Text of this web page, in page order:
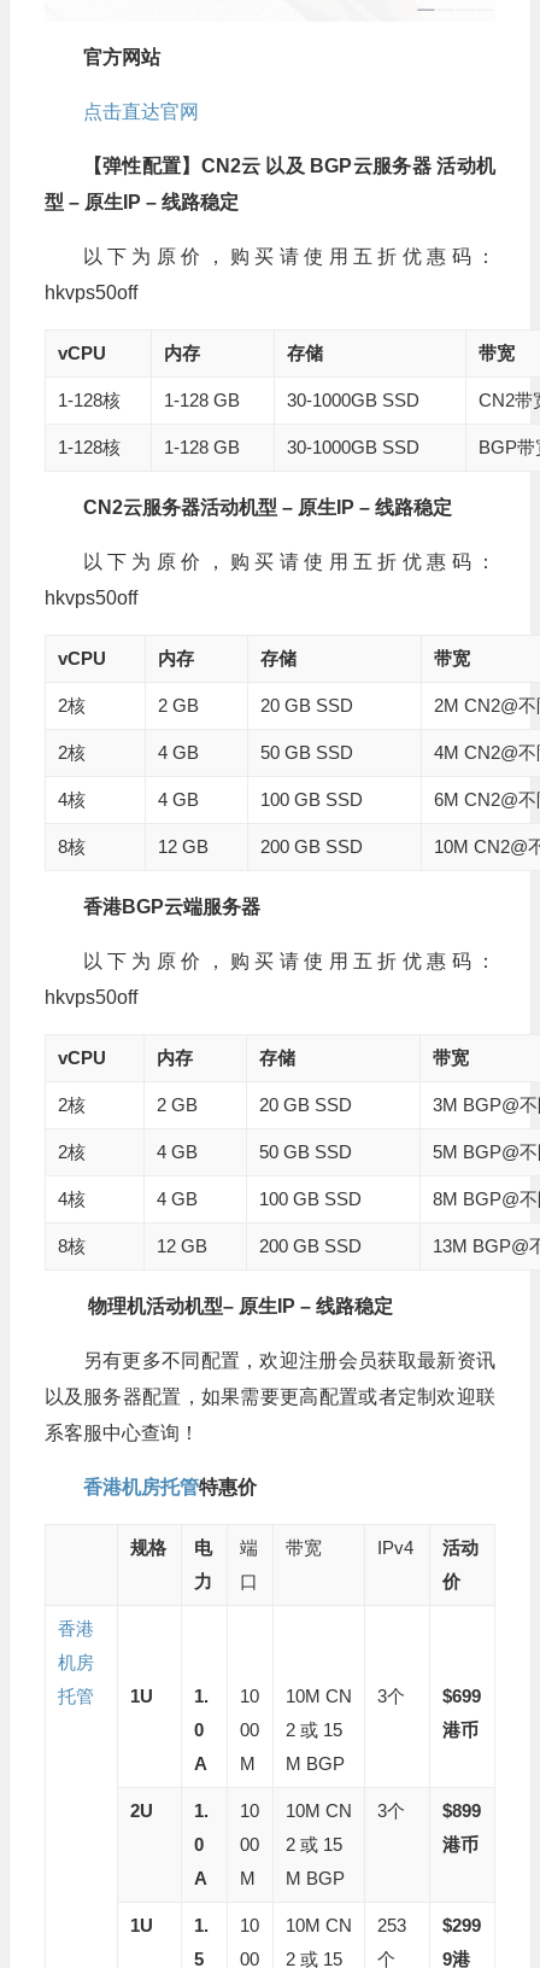
官方网站
点击直达官网
【弹性配置】 CN2云 以及 BGP云服务器 活动机
型 – 原生 IP – 线路稳定
以下为原价，购买请使用五折优惠码：
hkvps50off
vCPU 内存 存储 带宽
1-128核 1-128 GB 30-1000GB SSD CN2带
1-128核 1-128 GB 30-1000GB SSD BGP带
CN2云服务器活动机型 – 原生 IP – 线路稳定
以下为原价，购买请使用五折优惠码：
hkvps50off
vCPU 内存 存储 带宽
2核 2 GB 20 GB SSD 2M CN2@
2核 4 GB 50 GB SSD 4M CN2@
4核 4 GB 100 GB SSD 6M CN2@
8核 12 GB 200 GB SSD 10M CN2@
香港BGP云端服务器
以下为原价，购买请使用五折优惠码：
hkvps50off
vCPU 内存 存储 带宽
2核 2 GB 20 GB SSD 3M BGP@
2核 4 GB 50 GB SSD 5M BGP@
4核 4 GB 100 GB SSD 8M BGP@
8核 12 GB 200 GB SSD 13M BGP@
物理机活动机型– 原生 IP – 线路稳定
另有更多不同配置，欢迎注册会员获取最新资讯
以及服务器配置，如果需要更高配置或者定制欢迎联
系客服中心查询！
香港机房托管特惠价
规格
电
力
端
口
带宽 IPv4
活动
价
香港
机房
托管
1U
1.
0
A
10
00
M
10M CN
2 或 15
M BGP
3个
$699
港币
2U
1.
0
A
10
00
M
10M CN
2 或 15
M BGP
3个
$899
港币
1U
1.
5
10
00
10M CN
2 或 15
253
个
$299
9港